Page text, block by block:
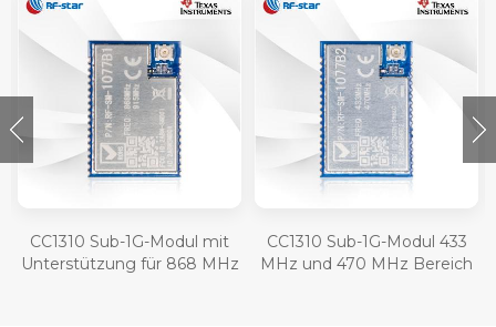
CC1310 Sub-1G-Modul mit
Unterstützung für 868 MHz
CC1310 Sub-1G-Modul 433
MHz und 470 MHz Bereich